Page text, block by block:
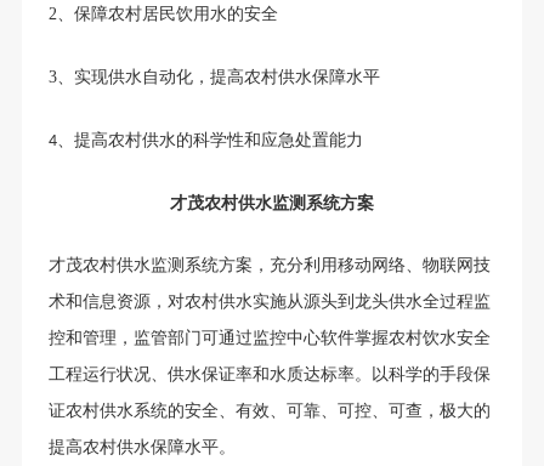
2、保障农村居民饮用水的安全
3、 实现供水自动化 ，提高农村供水保障水平
4、提高农村供水的科学性和应急处置能力
才茂农村供水监测系统方案
才茂农村供水监测系统方案，充分利用移动网络、物联网技
术和信息资源，对农村供水实施从源头到龙头供水全过程监
控和管理，监管部门可通过监控中心软件掌握农村饮水安全
工程运行状况、供水保证率和水质达标率。以科学的手段保
证农村供水系统的安全、有效、可靠、可控、可查，极大的
提高农村供水保障水平。